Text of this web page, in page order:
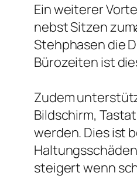
Ein weiterer
nebst Sitzen
Stehphasen die
Bürozeiten ist
Zudem
Bildschirm,
werden. Dies ist
steigert wenn